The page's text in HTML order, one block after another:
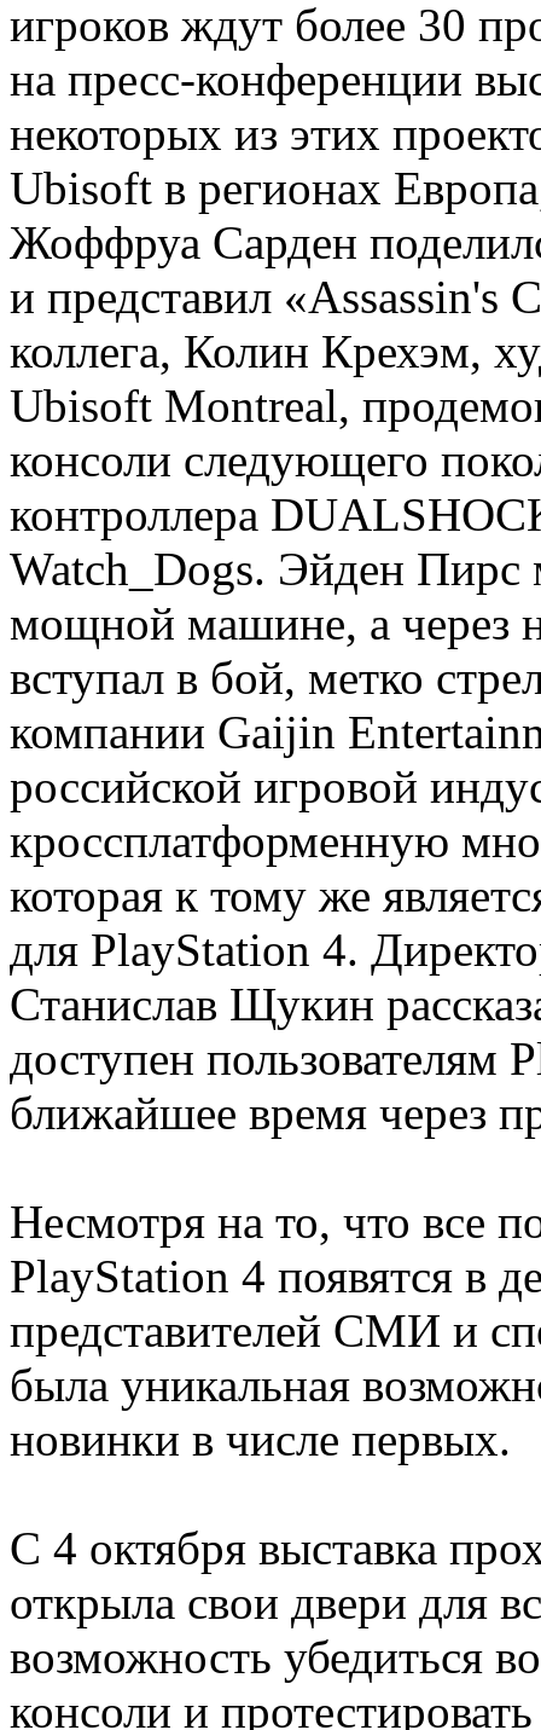
игроков ждут более 30
на пресс-конференции
некоторых из этих
Ubisoft в регионах
Жоффруа Сарден
и представил
коллега, Колин Крехэм,
Ubisoft Montreal,
консоли следующего
контроллера
Watch_Dogs. Эйден Пирс
мощной машине, а через
вступал в бой, метко
компании Gaijin
российской игровой
кроссплатформенную
которая к тому же
для PlayStation 4.
Станислав Щукин
доступен пользователям
ближайшее время через
Несмотря на то, что все
PlayStation 4 появятся в
представителей СМИ и
была уникальная
новинки в числе первых.
С 4 октября выставка
открыла свои двери для
возможность убедиться
консоли и